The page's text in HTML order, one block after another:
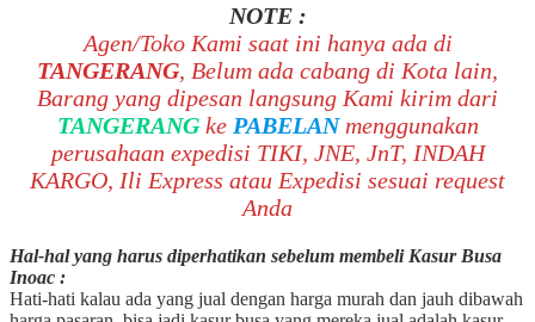
NOTE :
Agen/Toko Kami saat ini hanya ada di
TANGERANG, Belum ada cabang di Kota lain,
Barang yang dipesan langsung Kami kirim dari
TANGERANGke PABELAN menggunakan
perusahaan expedisi TIKI, JNE, JnT, INDAH
KARGO, Ili Express atau Expedisi sesuai request
Anda
Hal-hal yang harus diperhatikan sebelum membeli Kasur Busa
Inoac :
Hati-hati kalau ada yang jual dengan harga murah dan jauh dibawah